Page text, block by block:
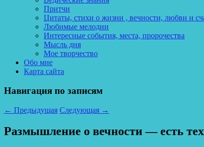
Притчи
Цитаты, стихи о жизни , вечности, любви и
Любимые мелодии
Интересные события, места, пророчества
Мысль дня
Мое творчество
Обо мне
Карта сайта
Навигация по записям
← Предыдущая Следующая →
Размышление о вечности — есть